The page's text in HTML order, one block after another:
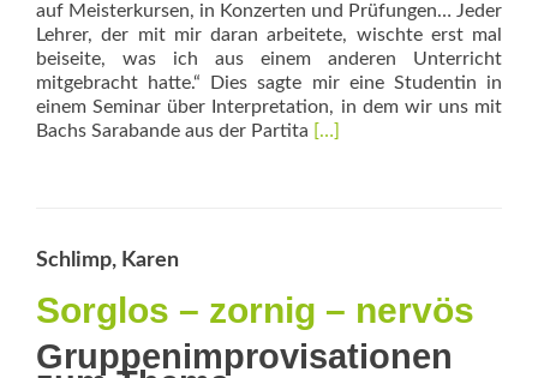
auf Meisterkursen, in Konzerten und Prüfungen… Jeder
Lehrer, der mit mir daran arbeitete, wischte erst mal
beiseite, was ich aus einem anderen Unterricht
mitgebracht hatte.“ Dies sagte mir eine Studentin in
einem Seminar über Interpretation, in dem wir uns mit
Bachs Sarabande aus der Partita Read
[…]
Schlimp, Karen
Sorglos – zornig – nervös
Gruppenimprovisationen